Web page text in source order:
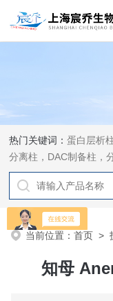
热门关键词：蛋白层析
分离柱，DAC制备柱，
当前位置：首页 >
知母